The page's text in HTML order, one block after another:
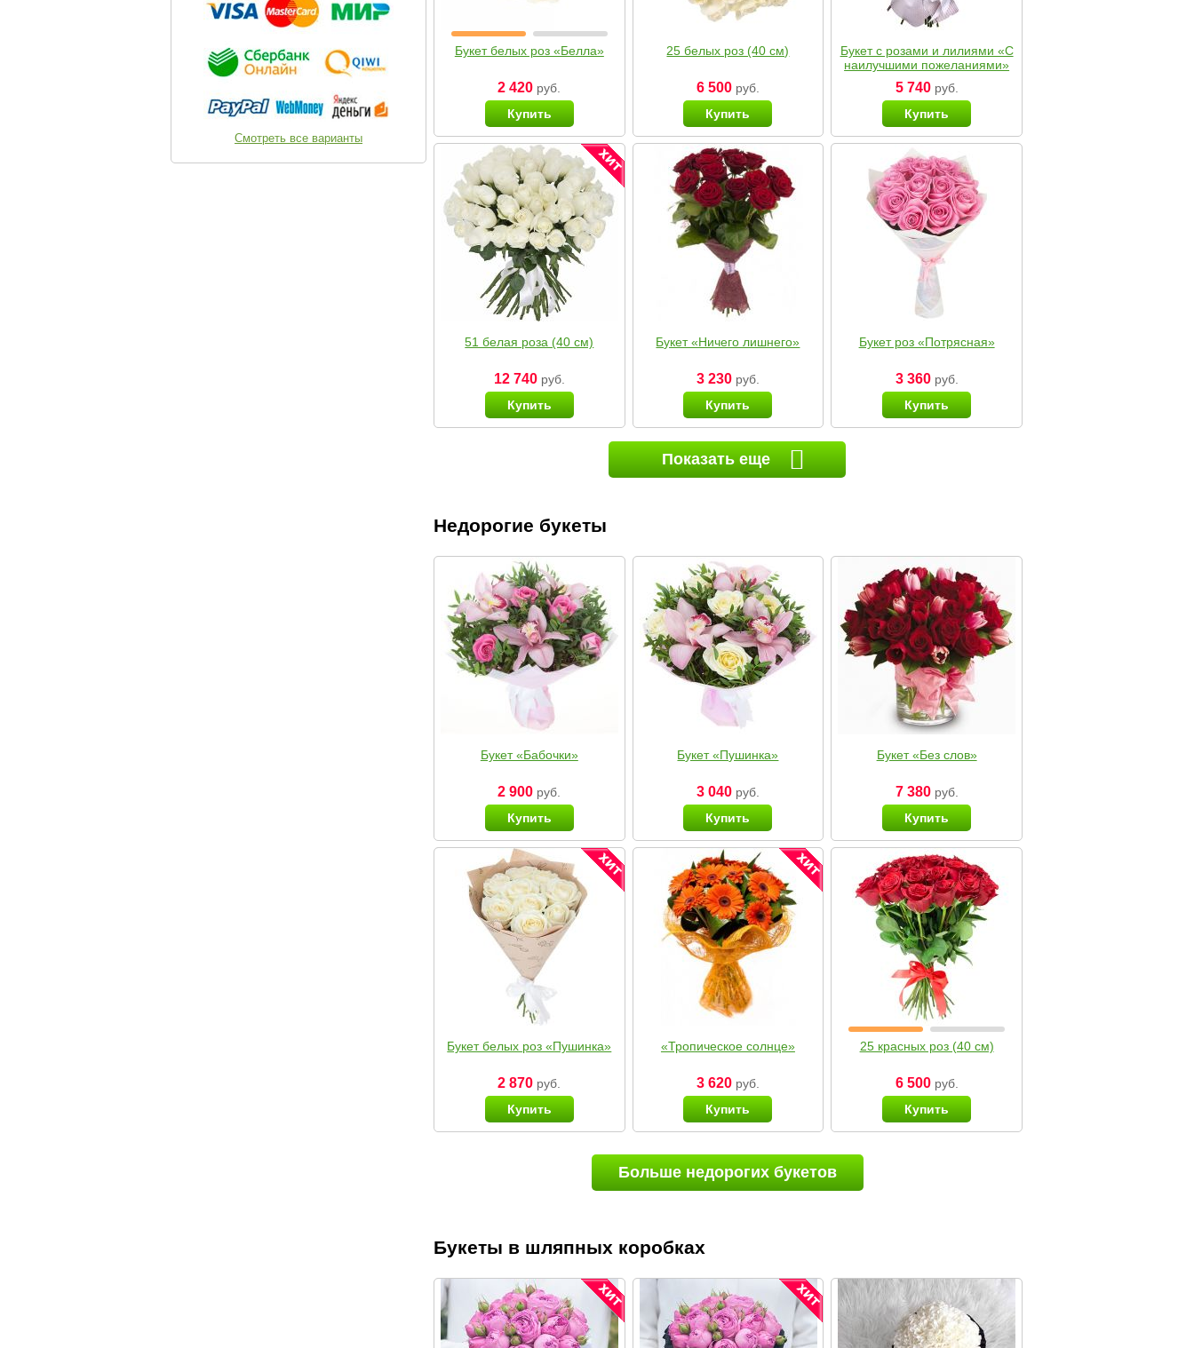
Смотреть все варианты
Букет белых роз «Белла»
2 420 руб.
Купить
25 белых роз (40 см)
6 500руб.
Купить
Букет с розами и лилиями «С
наилучшими пожеланиями»
5 740руб.
Купить
51 белая роза (40 см)
12 740руб.
Купить
Букет «Ничего лишнего»
3 230руб.
Купить
Букет роз «Потрясная»
3 360руб.
Купить
Показать еще
Недорогие букеты
Букет «Бабочки»
2 900 руб.
Купить
Букет «Пушинка»
3 040руб.
Купить
Букет «Без слов»
7 380руб.
Купить
Букет белых роз «Пушинка»
2 870 руб.
Купить
«Тропическое солнце»
3 620руб.
Купить
25 красных роз (40 см)
6 500руб.
Купить
Больше недорогих букетов
Букеты в шляпных коробках